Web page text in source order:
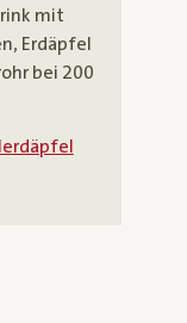
mit
Erdäpfel
bei 200